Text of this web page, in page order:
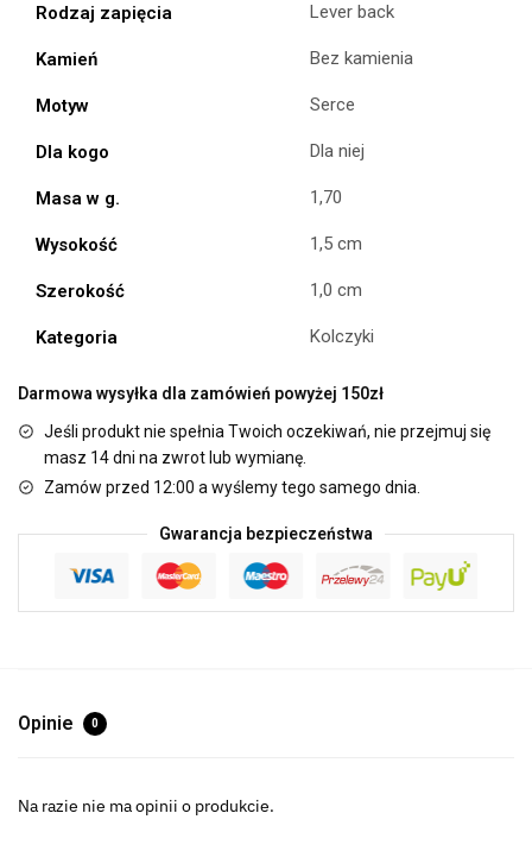
Rodzaj zapięcia Lever back
Kamień Bez kamienia
Motyw Serce
Dla kogo Dla niej
Masa w g. 1,70
Wysokość 1,5 cm
Szerokość 1,0 cm
Kategoria Kolczyki
Darmowa wysyłka dla zamówień powyżej 150zł
Jeśli produkt nie spełnia Twoich oczekiwań, nie przejmuj się
masz 14 dni na zwrot lub wymianę.
Zamów przed 12:00 a wyślemy tego samego dnia.
Gwarancja bezpieczeństwa
Opinie 0
Na razie nie ma opinii o produkcie.